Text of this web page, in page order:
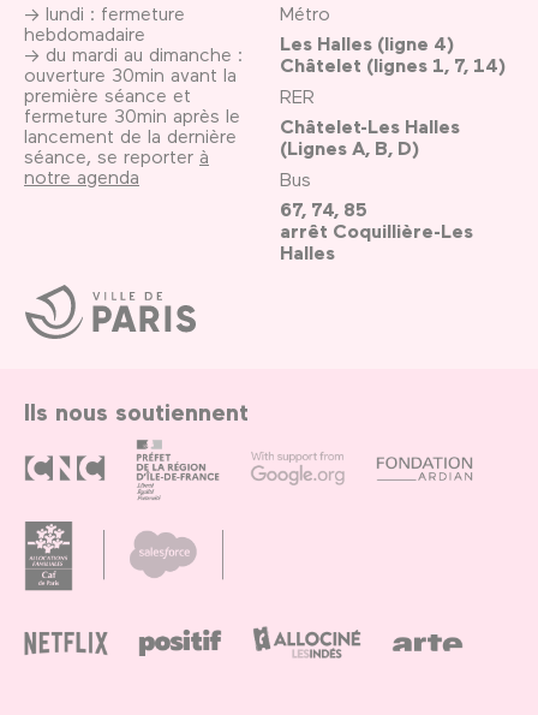
Ville
de
Paris
→ lundi : fermeture
hebdomadaire
→ du mardi au dimanche :
ouverture 30min avant la
première séance et
fermeture 30min après le
lancement de la dernière
séance, se reporter à
notre agenda
Métro
Les Halles (ligne 4)
Châtelet (lignes 1, 7, 14)
RER
Châtelet-Les Halles
(Lignes A, B, D)
Bus
67, 74, 85
arrêt Coquillière-Les
Halles
Ils nous soutiennent